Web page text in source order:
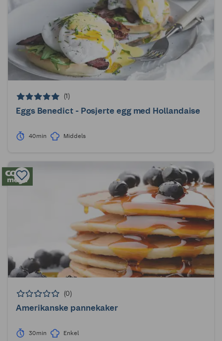
(1)
Eggs Benedict - Posjerte egg med Hollandaise
40min Middels
(0)
Amerikanske pannekaker
30min Enkel